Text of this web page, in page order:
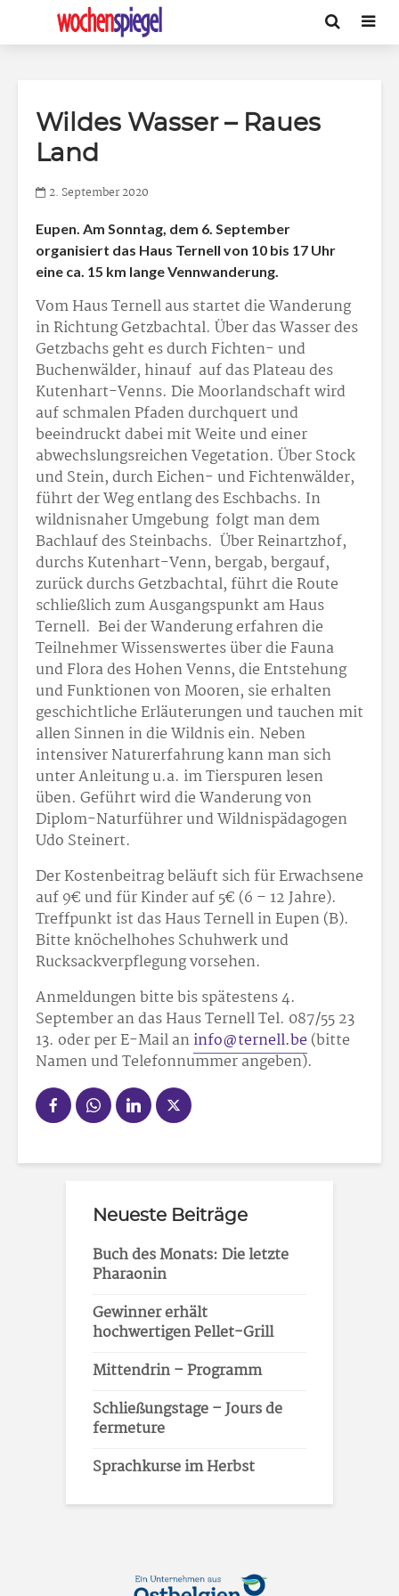
Wildes Wasser – Raues
Land
2. September 2020
Eupen. Am Sonntag, dem 6. September
organisiert das Haus Ternell von 10 bis 17 Uhr
eine ca. 15 km lange Vennwanderung.
Vom Haus Ternell aus startet die Wanderung
in Richtung Getzbachtal. Über das Wasser des
Getzbachs geht es durch Fichten- und
Buchenwälder, hinauf auf das Plateau des
Kutenhart-Venns. Die Moorlandschaft wird
auf schmalen Pfaden durchquert und
beeindruckt dabei mit Weite und einer
abwechslungsreichen Vegetation. Über Stock
und Stein, durch Eichen- und Fichtenwälder,
führt der Weg entlang des Eschbachs. In
wildnisnaher Umgebung folgt man dem
Bachlauf des Steinbachs. Über Reinartzhof,
durchs Kutenhart-Venn, bergab, bergauf,
zurück durchs Getzbachtal, führt die Route
schließlich zum Ausgangspunkt am Haus
Ternell. Bei der Wanderung erfahren die
Teilnehmer Wissenswertes über die Fauna
und Flora des Hohen Venns, die Entstehung
und Funktionen von Mooren, sie erhalten
geschichtliche Erläuterungen und tauchen mit
allen Sinnen in die Wildnis ein. Neben
intensiver Naturerfahrung kann man sich
unter Anleitung u.a. im Tierspuren lesen
üben. Geführt wird die Wanderung von
Diplom-Naturführer und Wildnispädagogen
Udo Steinert.
Der Kostenbeitrag beläuft sich für Erwachsene
auf 9€ und für Kinder auf 5€ (6 – 12 Jahre).
Treffpunkt ist das Haus Ternell in Eupen (B).
Bitte knöchelhohes Schuhwerk und
Rucksackverpflegung vorsehen.
Anmeldungen bitte bis spätestens 4.
September an das Haus Ternell Tel. 087/55 23
13. oder per E-Mail aninfo@ternell.be(bitte
Namen und Telefonnummer angeben).
Neueste Beiträge
Buch des Monats: Die letzte
Pharaonin
Gewinner erhält
hochwertigen Pellet-Grill
Mittendrin – Programm
Schließungstage – Jours de
fermeture
Sprachkurse im Herbst